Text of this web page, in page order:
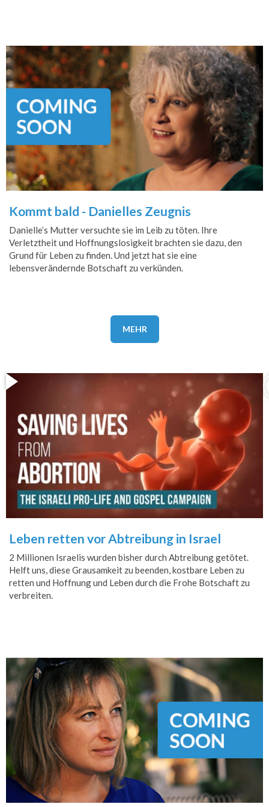
Kommt bald - Danielles Zeugnis
Danielle’s Mutter versuchte sie im Leib zu töten. Ihre
Verletztheit und Hoffnungslosigkeit brachten sie dazu, den
Grund für Leben zu finden. Und jetzt hat sie eine
lebensverändernde Botschaft zu verkünden.
MEHR
Leben retten vor Abtreibung in Israel
2 Millionen Israelis wurden bisher durch Abtreibung getötet.
Helft uns, diese Grausamkeit zu beenden, kostbare Leben zu
retten und Hoffnung und Leben durch die Frohe Botschaft zu
verbreiten.